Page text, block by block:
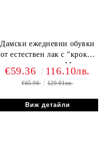
Дамски ежедневни обувки
от естествен лак с "кроко"
шарка в черно - Модел
Лира.
€59.36 116.10лв.
€65.96 129.01лв.
Виж детайли